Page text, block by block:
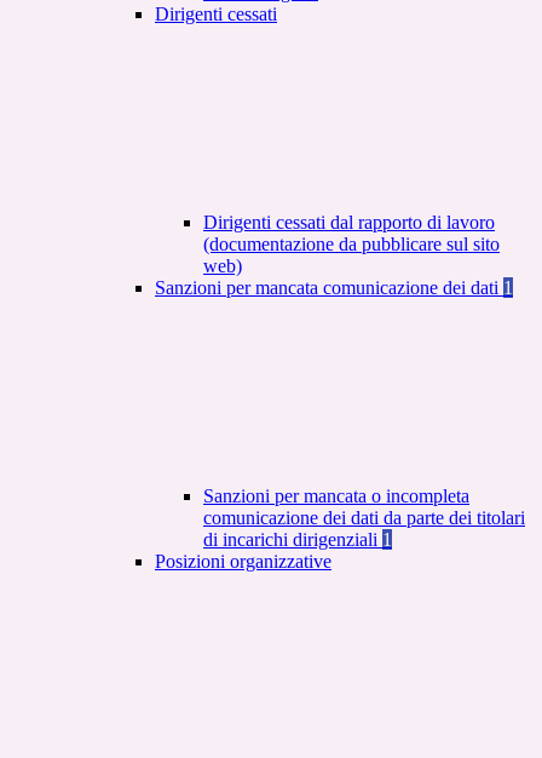
Dirigenti cessati
Dirigenti cessati dal rapporto di lavoro
(documentazione da pubblicare sul sito
web)
Sanzioni per mancata comunicazione dei dati 1
Sanzioni per mancata o incompleta
comunicazione dei dati da parte dei titolari
di incarichi dirigenziali 1
Posizioni organizzative